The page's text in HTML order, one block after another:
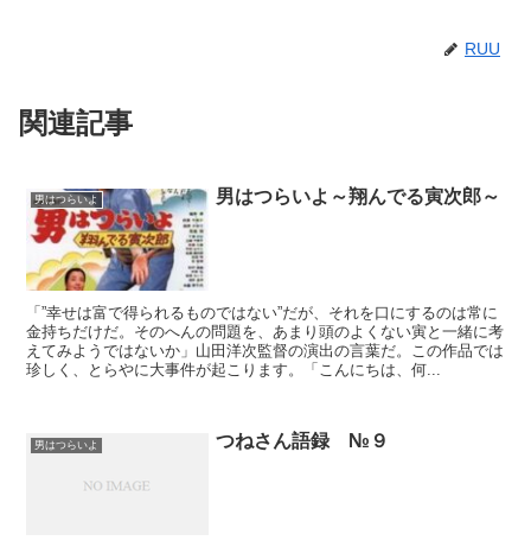
RUU
関連記事
男はつらいよ 男はつらいよ～翔んでる寅次郎～
「”幸せは富で得られるものではない”だが、それを口にするのは常に
金持ちだけだ。そのへんの問題を、あまり頭のよくない寅と一緒に考
えてみようではないか」山田洋次監督の演出の言葉だ。この作品では
珍しく、とらやに大事件が起こります。「こんにちは、何...
男はつらいよ つねさん語録 №９